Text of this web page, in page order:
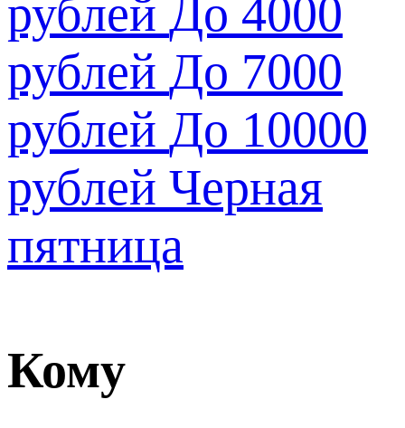
рублей До 4000
рублей До 7000
рублей До 10000
рублей Черная
пятница
Кому